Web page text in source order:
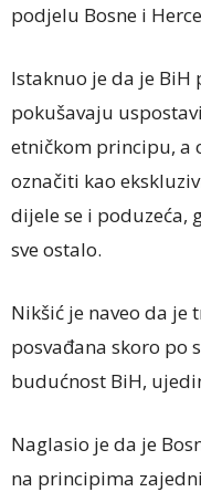
podjelu Bosne i
Istaknuo je da je BiH
pokušavaju
etničkom principu, a
označiti kao
dijele se i poduzeća,
sve ostalo.
Nikšić je naveo da je
posvađana skoro po
budućnost BiH,
Naglasio je da je
na principima